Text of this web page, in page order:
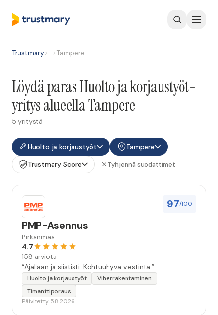
Trustmary>…>Tampere
Löydä paras Huolto ja korjaustyöt-
yritys alueella Tampere
5 yritystä
Huolto ja korjaustyöt
Tampere
Trustmary Score
Tyhjennä suodattimet
97/100
PMP-Asennus
Pirkanmaa
4.7
158 arviota
“Ajallaan ja siististi. Kohtuuhyvä viestintä.”
Huolto ja korjaustyöt
Viherrakentaminen
Timanttiporaus
Päivitetty 5.8.2026